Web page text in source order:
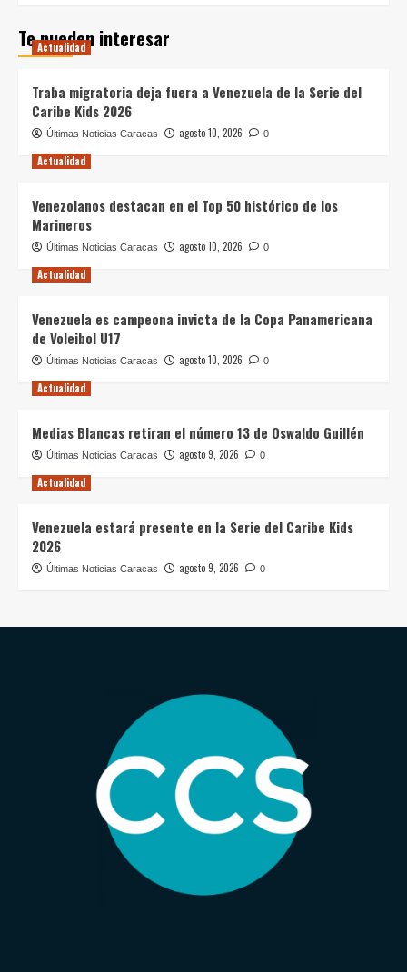
Te pueden interesar
Actualidad
Traba migratoria deja fuera a Venezuela de la Serie del
Caribe Kids 2026
Últimas Noticias Caracas agosto 10, 2026 0
Actualidad
Venezolanos destacan en el Top 50 histórico de los
Marineros
Últimas Noticias Caracas agosto 10, 2026 0
Actualidad
Venezuela es campeona invicta de la Copa Panamericana
de Voleibol U17
Últimas Noticias Caracas agosto 10, 2026 0
Actualidad
Medias Blancas retiran el número 13 de Oswaldo Guillén
Últimas Noticias Caracas agosto 9, 2026 0
Actualidad
Venezuela estará presente en la Serie del Caribe Kids
2026
Últimas Noticias Caracas agosto 9, 2026 0